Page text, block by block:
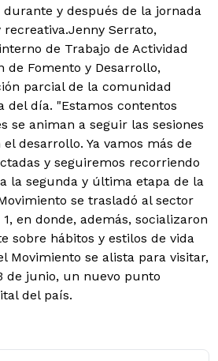
durante y después de la jornada
recreativa.Jenny Serrato,
de Trabajo de Actividad
de Fomento y Desarrollo,
parcial de la comunidad
día. "Estamos contentos
se animan a seguir las sesiones
desarrollo. Ya vamos más de
y seguiremos recorriendo
la segunda y última etapa de la
se trasladó al sector
en donde, además, socializaron
sobre hábitos y estilos de vida
Movimiento se alista para visitar,
de junio, un nuevo punto
del país.